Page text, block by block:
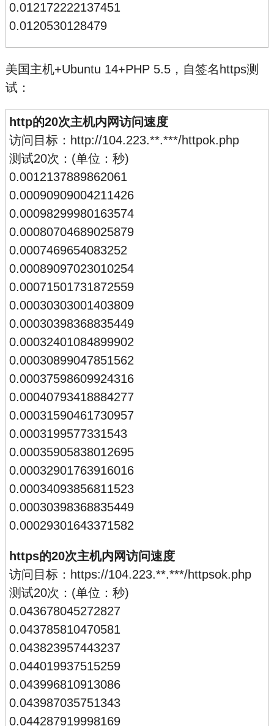
0.012172222137451
0.0120530128479
美国主机+Ubuntu 14+PHP 5.5，自签名https测
试：
http的20次主机内网访问速度
访问目标：http://104.223.**.***/httpok.php
测试20次：(单位：秒)
0.0012137889862061
0.00090909004211426
0.00098299980163574
0.00080704689025879
0.0007469654083252
0.00089097023010254
0.00071501731872559
0.00030303001403809
0.00030398368835449
0.00032401084899902
0.00030899047851562
0.00037598609924316
0.00040793418884277
0.00031590461730957
0.0003199577331543
0.00035905838012695
0.00032901763916016
0.00034093856811523
0.00030398368835449
0.00029301643371582
https的20次主机内网访问速度
访问目标：https://104.223.**.***/httpsok.php
测试20次：(单位：秒)
0.043678045272827
0.043785810470581
0.043823957443237
0.044019937515259
0.043996810913086
0.043987035751343
0.044287919998169